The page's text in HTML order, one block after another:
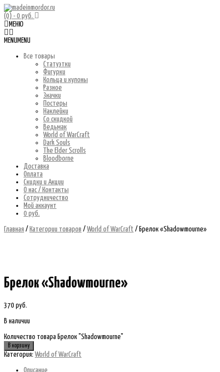
(0) - 0 руб.
МЕНЮ
MENU MENU
Все товары
Статуэтки
Фигурки
Кольца и кулоны
Разное
Значки
Постеры
Наклейки
Со скидкой
Ведьмак
World of WarCraft
Dark Souls
The Elder Scrolls
Bloodborne
Доставка
Оплата
Скидки и Акции
О нас / Контакты
Сотрудничество
Мой аккаунт
0 руб.
Главная / Категории товаров / World of WarCraft / Брелок «Shadowmourne»
Брелок «Shadowmourne»
370 руб.
В наличии
Количество товара Брелок "Shadowmourne"
В корзину
Категория: World of WarCraft
Описание